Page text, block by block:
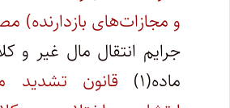
و مجازات‌های بازدارنده) مصوب
جرایم انتقال مال غیر و
ماده(۱)
قانون تشدید